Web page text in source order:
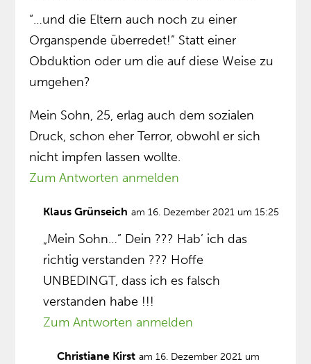
“…und die Eltern auch noch zu einer
Organspende überredet!” Statt einer
Obduktion oder um die auf diese Weise zu
umgehen?
Mein Sohn, 25, erlag auch dem sozialen
Druck, schon eher Terror, obwohl er sich
nicht impfen lassen wollte.
Zum Antworten anmelden
Klaus Grünseich am 16. Dezember 2021 um 15:25
„Mein Sohn…” Dein ??? Hab’ ich das
richtig verstanden ??? Hoffe
UNBEDINGT, dass ich es falsch
verstanden habe !!!
Zum Antworten anmelden
Christiane Kirst am 16. Dezember 2021 um